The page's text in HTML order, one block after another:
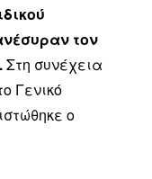
τον
Στη συνέχεια
Γενικό
ο